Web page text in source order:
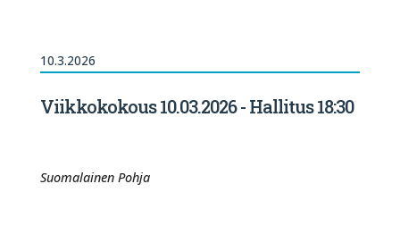
10.3.2026
Viikkokokous 10.03.2026 - Hallitus 18:30
Suomalainen Pohja